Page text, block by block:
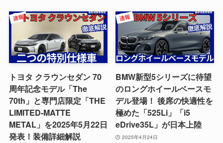
トヨタ クラウンセダン 70
周年記念モデル「The
70th」と専門店限定「THE
LIMITED-MATTE
METAL」を2025年5月22日
発表！装備詳細解説
BMW新型5シリーズに待望
のロングホイールベースモ
デル登場！ 後席の快適性を
極めた「525Li」「i5
eDrive35L」が日本上陸
2025年4月24日